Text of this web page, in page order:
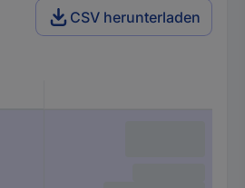
CSV herunterladen